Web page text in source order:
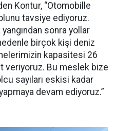
Kontur, “Otomobille
tavsiye ediyoruz.
yangından sonra yollar
birçok kişi deniz
kapasitesi 26
veriyoruz. Bu meslek bize
sayıları eskisi kadar
devam ediyoruz.”